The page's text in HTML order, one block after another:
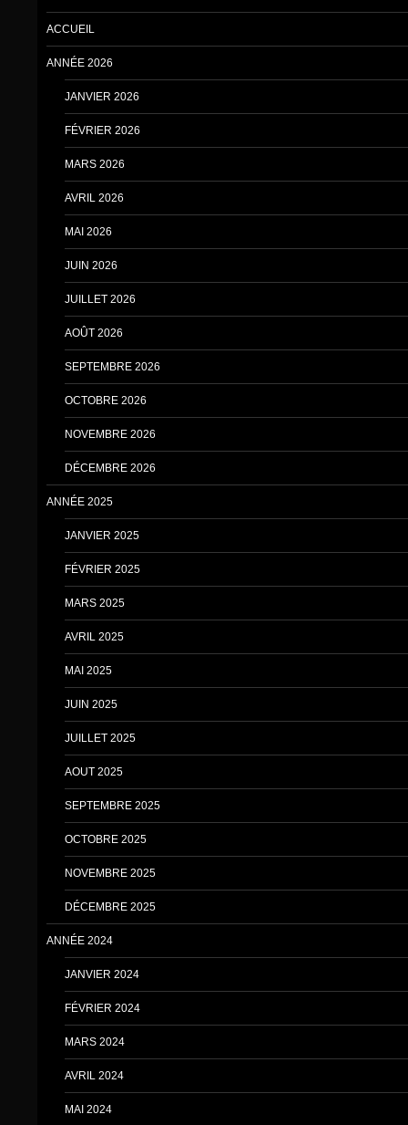
ACCUEIL
ANNÉE 2026
JANVIER 2026
FÉVRIER 2026
MARS 2026
AVRIL 2026
MAI 2026
JUIN 2026
JUILLET 2026
AOÛT 2026
SEPTEMBRE 2026
OCTOBRE 2026
NOVEMBRE 2026
DÉCEMBRE 2026
ANNÉE 2025
JANVIER 2025
FÉVRIER 2025
MARS 2025
AVRIL 2025
MAI 2025
JUIN 2025
JUILLET 2025
AOUT 2025
SEPTEMBRE 2025
OCTOBRE 2025
NOVEMBRE 2025
DÉCEMBRE 2025
ANNÉE 2024
JANVIER 2024
FÉVRIER 2024
MARS 2024
AVRIL 2024
MAI 2024